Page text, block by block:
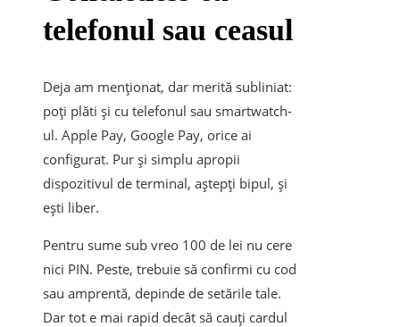
telefonul sau ceasul
Deja am menționat, dar merită subliniat:
poți plăti și cu telefonul sau smartwatch-
ul. Apple Pay, Google Pay, orice ai
configurat. Pur și simplu apropii
dispozitivul de terminal, aștepți bipul, și
ești liber.
Pentru sume sub vreo 100 de lei nu cere
nici PIN. Peste, trebuie să confirmi cu cod
sau amprentă, depinde de setările tale.
Dar tot e mai rapid decât să cauți cardul